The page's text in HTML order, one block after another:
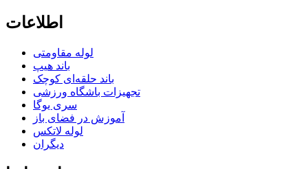
اطلاعات
لوله مقاومتی
باند هیپ
باند حلقه‌ای کوچک
تجهیزات باشگاه ورزشی
سری یوگا
آموزش در فضای باز
لوله لاتکس
دیگران